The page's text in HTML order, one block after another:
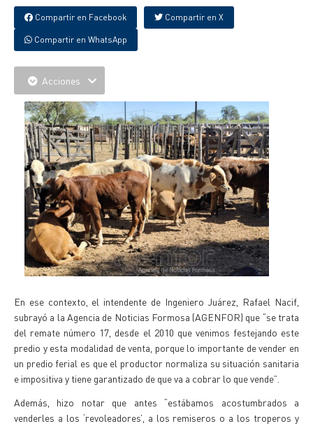
Compartir en Facebook Compartir en X
Compartir en WhatsApp
Acciones
En ese contexto, el intendente de Ingeniero Juárez, Rafael Nacif,
subrayó a la Agencia de Noticias Formosa (AGENFOR) que “se trata
del remate número 17, desde el 2010 que venimos festejando este
predio y esta modalidad de venta, porque lo importante de vender en
un predio ferial es que el productor normaliza su situación sanitaria
e impositiva y tiene garantizado de que va a cobrar lo que vende”.
Además, hizo notar que antes “estábamos acostumbrados a
venderles a los ‘revoleadores’, a los remiseros o a los troperos y